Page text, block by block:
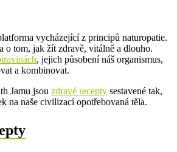
vycházející z principů naturopatie.
o tom, jak žít zdravě, vitálně a dlouho.
, jejich působení náš organismus,
a kombinovat.
Jamu jsou zdravé recepty sestavené tak,
na naše civilizací opotřebovaná těla.